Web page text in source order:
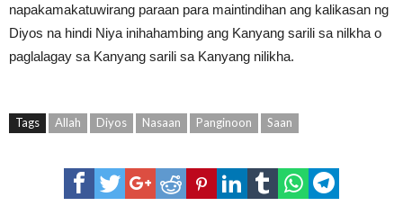
napakamakatuwirang paraan para maintindihan ang kalikasan ng
Diyos na hindi Niya inihahambing ang Kanyang sarili sa nilkha o
paglalagay sa Kanyang sarili sa Kanyang nilikha.
Tags Allah Diyos Nasaan Panginoon Saan